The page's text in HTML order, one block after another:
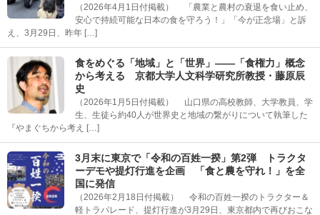
（2026年4月1日付掲載） 「農業と農村の衰退を食い止め、
安心で持続可能な日本の食を守ろう！」「今が正念場」と訴
え、3月29日、昨年 […]
食をめぐる「地域」と「世界」――「食権力」概念
から考える 京都大学人文科学研究所教授・藤原辰
史
（2026年1月5日付掲載） 山口県の高校教師、大学教員、学
生、生徒ら約40人が世界史と地域の繋がりについて執筆した
『やまぐちから考え […]
3月末に東京で「令和の百姓一揆」第2弾 トラクタ
ーデモや提灯行進を企画 「食と農を守れ！」を全
国に発信
（2026年2月18日付掲載） 令和の百姓一揆のトラクター＆
軽トラパレード、提灯行進が3月29日、東京都内で再びおこな